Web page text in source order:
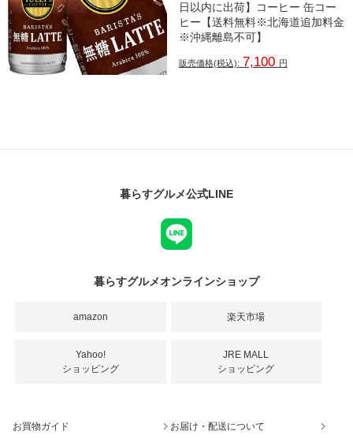
日以内に出荷】コーヒー 缶コー
ヒー【送料無料※北海道追加料金
※沖縄離島不可】
販売価格(税込): 7,100 円
暮らすグルメ公式LINE
暮らすグルメオンラインショップ
amazon 楽天市場
Yahoo!
ショッピング
JRE MALL
ショッピング
お買物ガイド お届け・配送について